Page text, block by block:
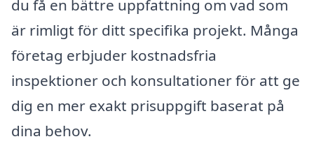
du få en bättre uppfattning om vad som
är rimligt för ditt specifika projekt. Många
företag erbjuder kostnadsfria
inspektioner och konsultationer för att ge
dig en mer exakt prisuppgift baserat på
dina behov.